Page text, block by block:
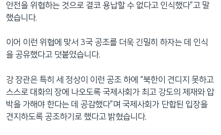
안전을 위협하는 것으로 결코 용납할 수 없다고 인식했다”고 말
했습니다.
이어 이런 위협에 맞서 3국 공조를 더욱 긴밀히 하자는 데 인식
을 공유했다고 덧붙였습니다.
강 장관은 특히 세 정상이 이런 공조 하에 “북한이 견디지 못하고
스스로 대화의 장에 나오도록 국제사회가 최고 강도의 제재와 압
박을 가해야 한다는 데 공감했다”며 국제사회가 단합된 입장을
견지하도록 공조하기로 했다고 밝혔습니다.